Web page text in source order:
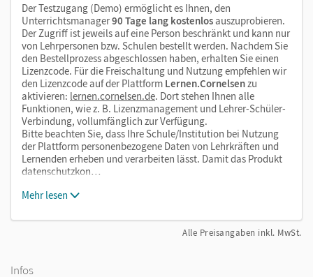
Der Testzugang (Demo) ermöglicht es Ihnen, den
Unterrichtsmanager90 Tage lang kostenlosauszuprobieren.
Der Zugriff ist jeweils auf eine Person beschränkt und kann nur
von Lehrpersonen bzw. Schulen bestellt werden. Nachdem Sie
den Bestellprozess abgeschlossen haben, erhalten Sie einen
Lizenzcode. Für die Freischaltung und Nutzung empfehlen wir
den Lizenzcode auf der Plattform Lernen.Cornelsenzu
aktivieren: lernen.cornelsen.de. Dort stehen Ihnen alle
Funktionen, wie z. B. Lizenzmanagement und Lehrer-Schüler-
Verbindung, vollumfänglich zur Verfügung.
Bitte beachten Sie, dass Ihre Schule/Institution bei Nutzung
der Plattform personenbezogene Daten von Lehrkräften und
Lernenden erheben und verarbeiten lässt. Damit das Produkt
datenschutzkon…
Mehr lesen
Alle Preisangaben inkl. MwSt.
Infos